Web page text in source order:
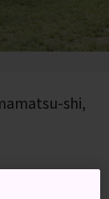
shi,